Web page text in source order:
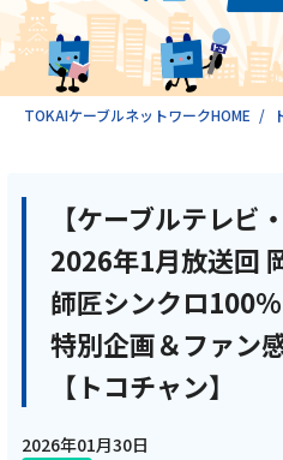
ご利用中のお
サービ
テ
TOKAIケーブルネットワークHOME
【ケーブルテレビ
2026年1月放送回
師匠シンクロ
特別企画＆ファン
【トコチャン】
2026年01月30日